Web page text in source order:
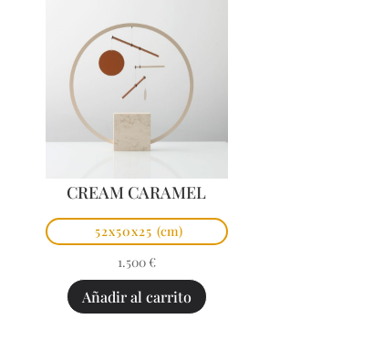
CREAM CARAMEL
52x50x25 (cm)
1.500 €
Añadir al carrito